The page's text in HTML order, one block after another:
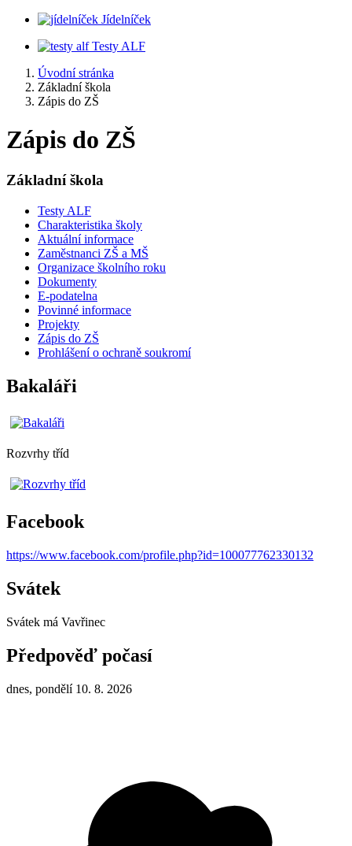
Jídelníček
Testy ALF
Úvodní stránka
Základní škola
Zápis do ZŠ
Zápis do ZŠ
Základní škola
Testy ALF
Charakteristika školy
Aktuální informace
Zaměstnanci ZŠ a MŠ
Organizace školního roku
Dokumenty
E-podatelna
Povinné informace
Projekty
Zápis do ZŠ
Prohlášení o ochraně soukromí
Bakaláři
Rozvrhy tříd
Facebook
https://www.facebook.com/profile.php?id=100077762330132
Svátek
Svátek má Vavřinec
Předpověď počasí
dnes, pondělí 10. 8. 2026